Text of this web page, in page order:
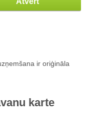
ir oriģināla
karte